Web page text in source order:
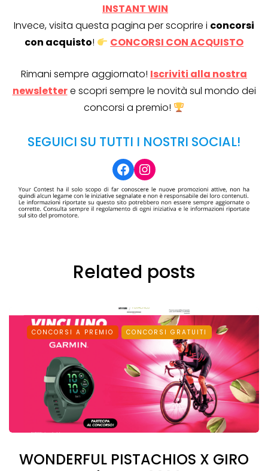
INSTANT WIN
Invece, visita questa pagina per scoprire i concorsi
con acquisto! CONCORSI CON ACQUISTO
Rimani sempre aggiornato! Iscriviti alla nostra
newslettere scopri sempre le novità sul mondo dei
concorsi a premio!
SEGUICI SU TUTTI I NOSTRI SOCIAL!
Facebook
Instagram
Related posts
CONCORSI A PREMIO CONCORSI GRATUITI
WONDERFUL PISTACHIOS X GIRO